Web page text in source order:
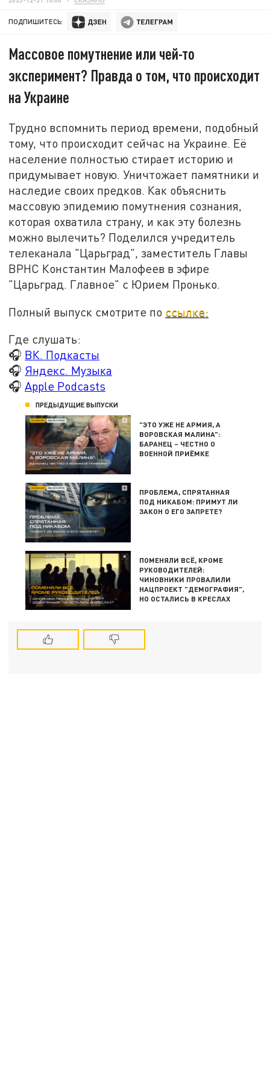
ПОДПИШИТЕСЬ:
Массовое помутнение или чей-то
эксперимент? Правда о том, что происходит
на Украине
Трудно вспомнить период времени, подобный
тому, что происходит сейчас на Украине. Её
население полностью стирает историю и
придумывает новую. Уничтожает памятники и
наследие своих предков. Как объяснить
массовую эпидемию помутнения сознания,
которая охватила страну, и как эту болезнь
можно вылечить? Поделился учредитель
телеканала "Царьград", заместитель Главы
ВРНС Константин Малофеев в эфире
"Царьград. Главное" с Юрием Пронько.
Полный выпуск смотрите по ссылке:
Где слушать:
🎧 ВК. Подкасты
🎧 Яндекс. Музыка
🎧Apple Podcasts
ПРЕДЫДУЩИЕ ВЫПУСКИ
"ЭТО УЖЕ НЕ АРМИЯ, А
ВОРОВСКАЯ МАЛИНА":
БАРАНЕЦ – ЧЕСТНО О
ВОЕННОЙ ПРИЁМКЕ
ПРОБЛЕМА, СПРЯТАННАЯ
ПОД НИКАБОМ: ПРИМУТ ЛИ
ЗАКОН О ЕГО ЗАПРЕТЕ?
ПОМЕНЯЛИ ВСЁ, КРОМЕ
РУКОВОДИТЕЛЕЙ:
ЧИНОВНИКИ ПРОВАЛИЛИ
НАЦПРОЕКТ "ДЕМОГРАФИЯ",
НО ОСТАЛИСЬ В КРЕСЛАХ